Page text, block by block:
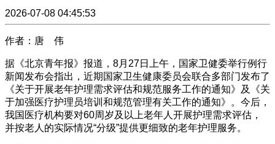
2026-07-08 04:45:53
作者：唐 伟
据《北京青年报》报道，8月27日上午，国家卫健委举行例行
新闻发布会指出，近期国家卫生健康委员会联合多部门发布了
《关于开展老年护理需求评估和规范服务工作的通知》及《关
于加强医疗护理员培训和规范管理有关工作的通知》。今后，
我国医疗机构要对60周岁及以上老年人开展护理需求评估，
并按老人的实际情况“分级”提供更细致的老年护理服务。